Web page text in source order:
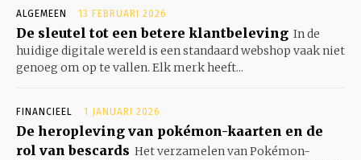
ALGEMEEN 13 FEBRUARI 2026
De sleutel tot een betere klantbeleving In de
huidige digitale wereld is een standaard webshop vaak niet
genoeg om op te vallen. Elk merk heeft...
FINANCIEEL 1 JANUARI 2026
De heropleving van pokémon-kaarten en de
rol van bescards Het verzamelen van Pokémon-